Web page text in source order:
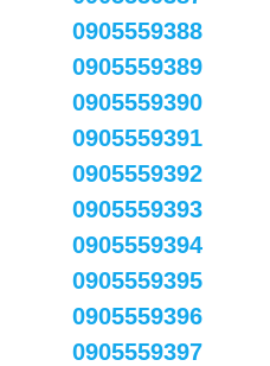
0905559388
0905559389
0905559390
0905559391
0905559392
0905559393
0905559394
0905559395
0905559396
0905559397